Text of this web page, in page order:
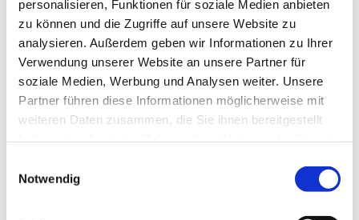
personalisieren, Funktionen für soziale Medien anbieten
zu können und die Zugriffe auf unsere Website zu
analysieren. Außerdem geben wir Informationen zu Ihrer
Verwendung unserer Website an unsere Partner für
soziale Medien, Werbung und Analysen weiter. Unsere
Partner führen diese Informationen möglicherweise mit
weiteren Daten zusammen, die Sie ihnen bereitgestellt
Notwendig